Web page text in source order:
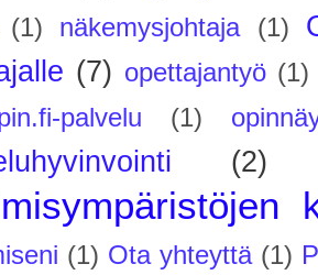
(1) näkemysjohtaja (1)
(7) opettajantyö (1)
palvelu (1)
(2)
(1) Ota yhteyttä (1)